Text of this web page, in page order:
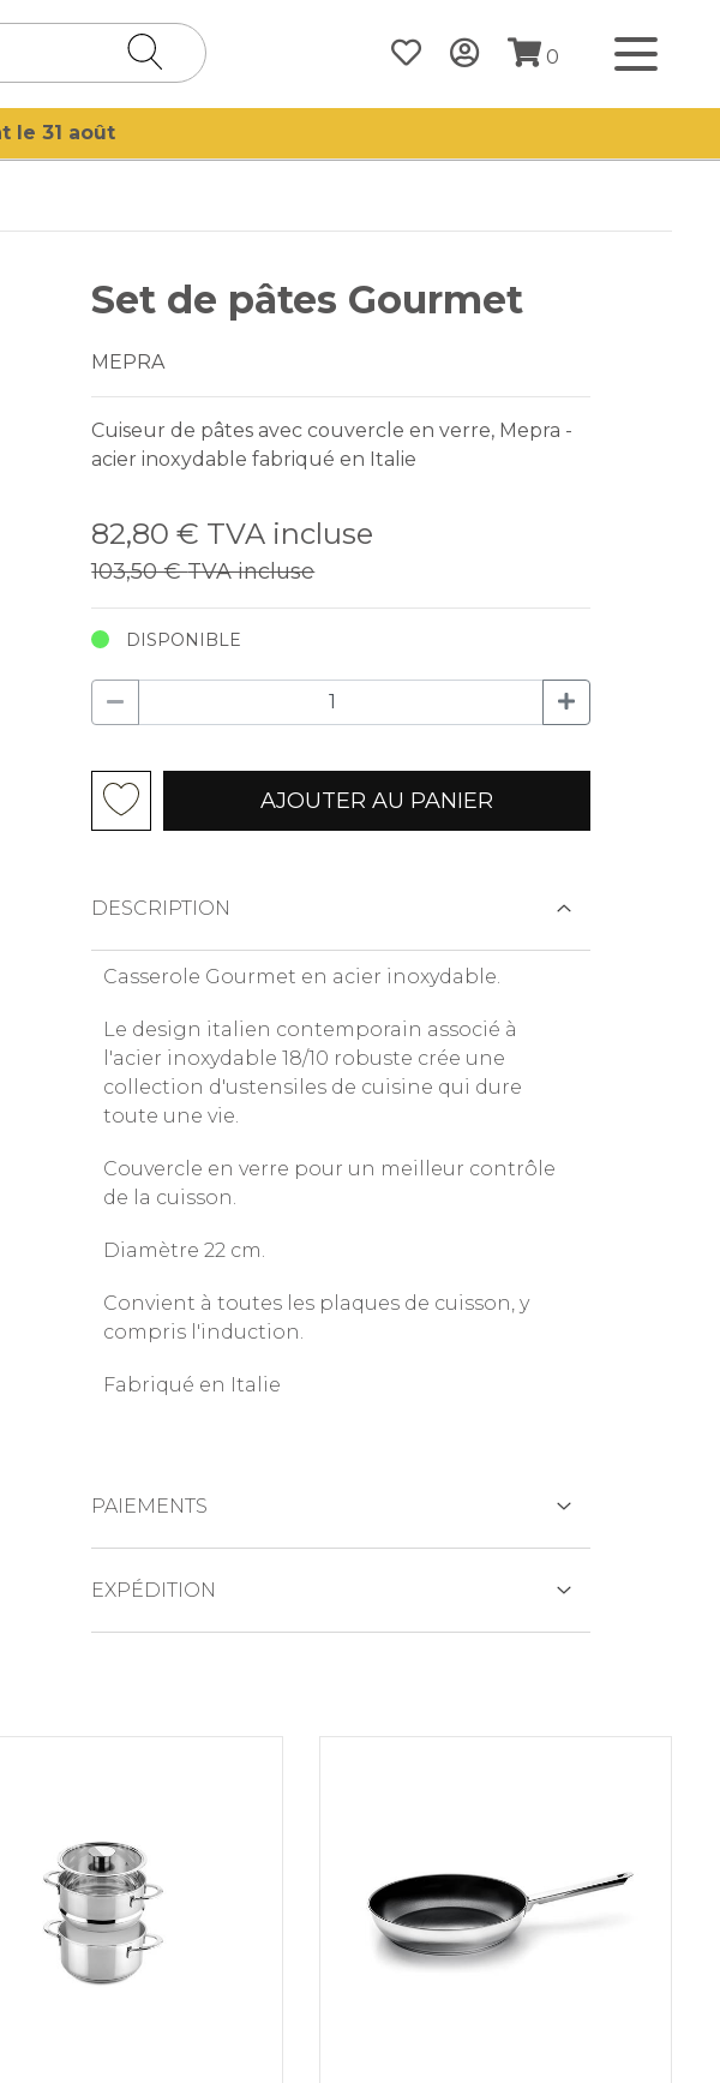
0
le 31 août
Set de pâtes Gourmet
MEPRA
Cuiseur de pâtes avec couvercle en verre, Mepra -
acier inoxydable fabriqué en Italie
82,80 € TVA incluse
103,50 €TVA incluse
DISPONIBLE
AJOUTER AU PANIER
DESCRIPTION
Casserole Gourmet en acier inoxydable.
Le design italien contemporain associé à
l'acier inoxydable 18/10 robuste crée une
collection d'ustensiles de cuisine qui dure
toute une vie.
Couvercle en verre pour un meilleur contrôle
de la cuisson.
Diamètre 22 cm.
Convient à toutes les plaques de cuisson, y
compris l'induction.
Fabriqué en Italie
PAIEMENTS
Paiement en 3 fois sans intérêt pour les commandes supérieures à 35 €
REDIRECTIONS BANCAIRES
EXPÉDITION
En raison de difficultés d'approvisionnement